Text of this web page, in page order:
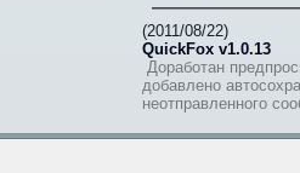
(2011/08/22)
QuickFox v1.0.13
Доработан
добавлено
неотправленного